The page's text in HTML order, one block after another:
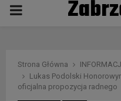
PRIMARY
Strona Główna
Lukas Podolski
oficjalna propozycja radnego